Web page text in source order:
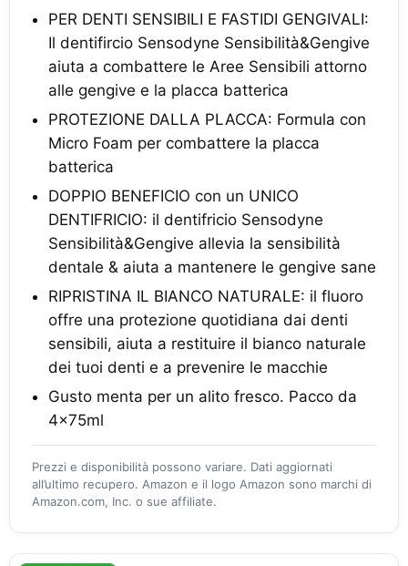
PER DENTI SENSIBILI E FASTIDI GENGIVALI:
Il dentifircio Sensodyne Sensibilità&Gengive
aiuta a combattere le Aree Sensibili attorno
alle gengive e la placca batterica
PROTEZIONE DALLA PLACCA: Formula con
Micro Foam per combattere la placca
batterica
DOPPIO BENEFICIO con un UNICO
DENTIFRICIO: il dentifricio Sensodyne
Sensibilità&Gengive allevia la sensibilità
dentale & aiuta a mantenere le gengive sane
RIPRISTINA IL BIANCO NATURALE: il fluoro
offre una protezione quotidiana dai denti
sensibili, aiuta a restituire il bianco naturale
dei tuoi denti e a prevenire le macchie
Gusto menta per un alito fresco. Pacco da
4x75ml
Prezzi e disponibilità possono variare. Dati aggiornati
all’ultimo recupero. Amazon e il logo Amazon sono marchi di
Amazon.com, Inc. o sue affiliate.